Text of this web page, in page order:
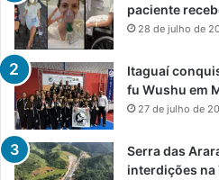
paciente
28 de julho de
Itaguaí
fu Wushu em
27 de julho de
Serra das
interdições na